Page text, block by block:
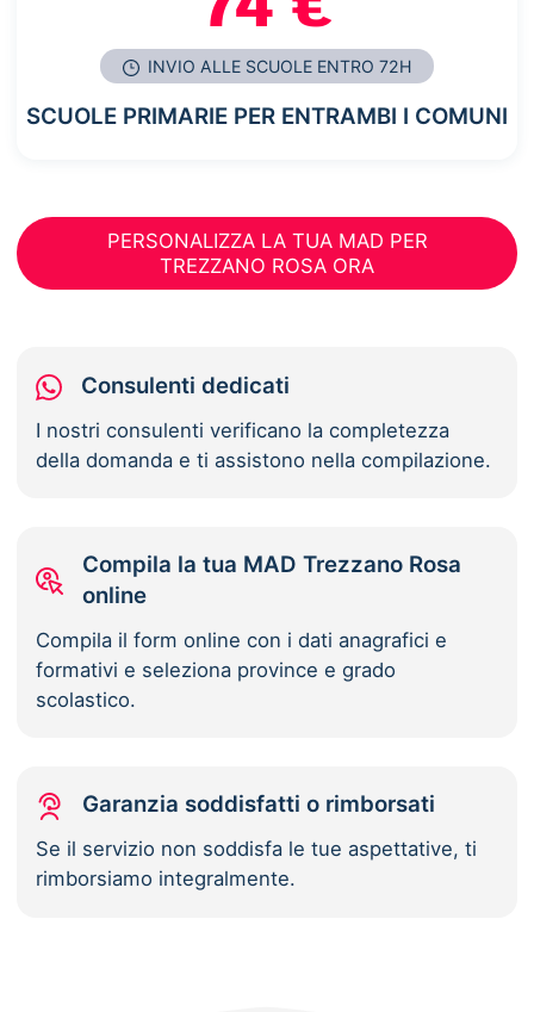
INVIO ALLE SCUOLE ENTRO 72H
SCUOLE PRIMARIE PER ENTRAMBI I COMUNI
PERSONALIZZA LA TUA MAD PER
TREZZANO ROSA ORA
Consulenti dedicati
I nostri consulenti verificano la completezza
della domanda e ti assistono nella compilazione.
Compila la tua MAD Trezzano Rosa
online
Compila il form online con i dati anagrafici e
formativi e seleziona province e grado
scolastico.
Garanzia soddisfatti o rimborsati
Se il servizio non soddisfa le tue aspettative, ti
rimborsiamo integralmente.